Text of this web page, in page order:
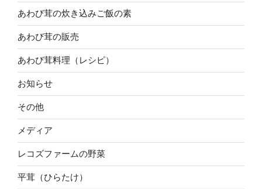
あわび茸の炊き込みご飯の素
あわび茸の販売
あわび茸料理（レシピ）
お知らせ
その他
メディア
レコズファームの野菜
平茸（ひらたけ）